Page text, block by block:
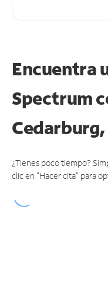
Encuentra
Spectrum
Cedarburg,
¿Tienes poco tiempo?
clic en "Hacer cita" para